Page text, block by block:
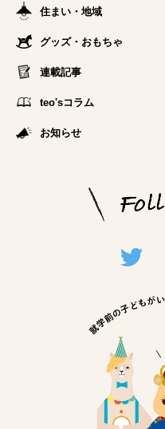
住まい・地域
グッズ・おもちゃ
連載記事
teo'sコラム
お知らせ